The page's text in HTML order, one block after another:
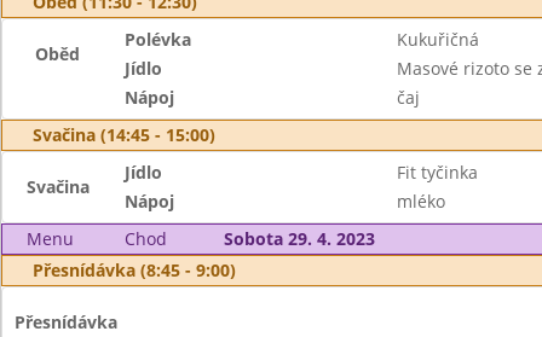
Oběd
Polévka
Kukuřičná
Jídlo
Masové rizoto se
Nápoj
čaj
Svačina (14:45 - 15:00)
Svačina
Jídlo
Fit tyčinka
Nápoj
mléko
Menu
Chod
Sobota 29. 4. 2023
Přesnídávka (8:45 - 9:00)
Přesnídávka